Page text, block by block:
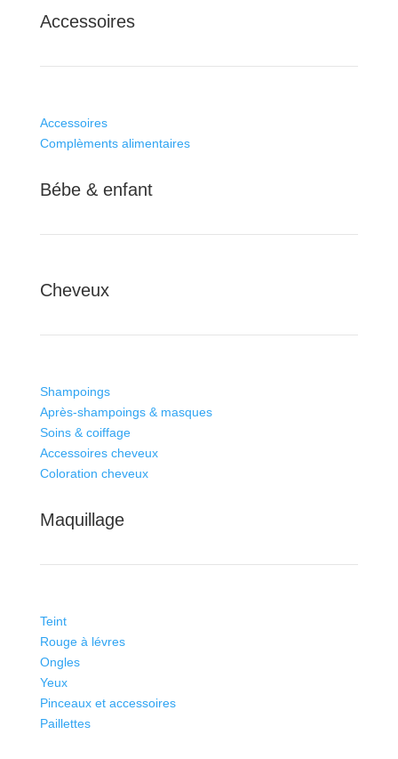
Accessoires
Accessoires
Complèments alimentaires
Bébe & enfant
Cheveux
Shampoings
Après-shampoings & masques
Soins & coiffage
Accessoires cheveux
Coloration cheveux
Maquillage
Teint
Rouge à lévres
Ongles
Yeux
Pinceaux et accessoires
Paillettes